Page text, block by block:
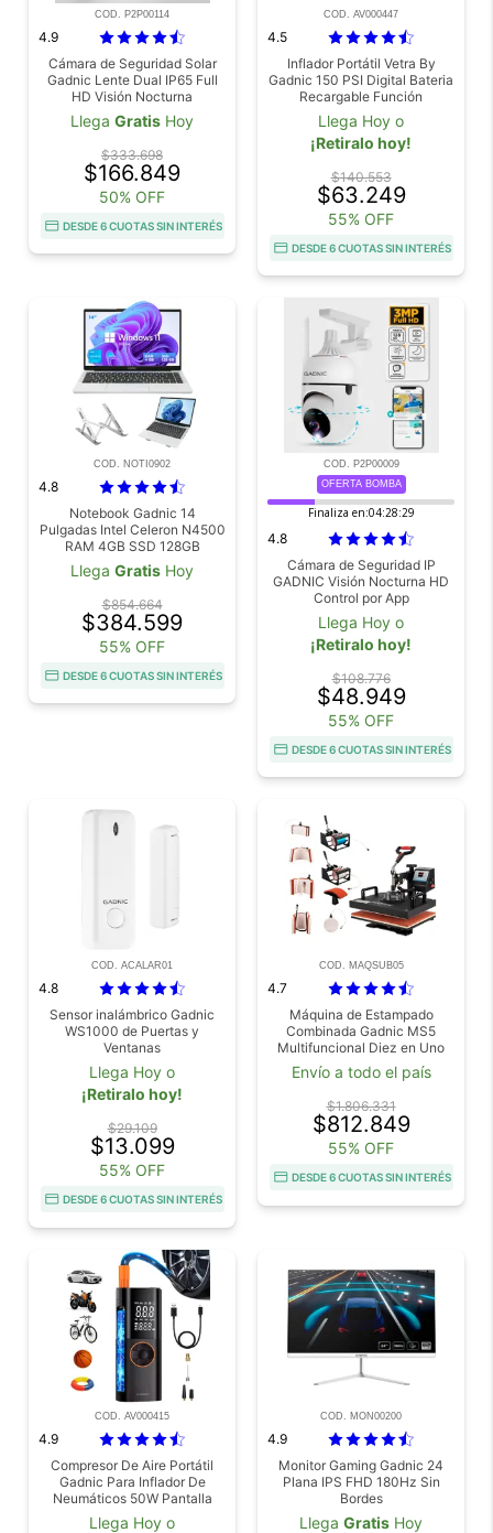
COD. P2P00114
4.9
Cámara de Seguridad Solar
Gadnic Lente Dual IP65 Full
HD Visión Nocturna
Llega Gratis Hoy
$333.698
$166.849
50% OFF
DESDE 6 CUOTAS SIN INTERÉS
COD. AV000447
4.5
Inflador Portátil Vetra By
Gadnic 150 PSI Digital Bateria
Recargable Función
Desinflado Linterna LED
Llega Hoy o
¡Retiralo hoy!
$140.553
$63.249
55% OFF
DESDE 6 CUOTAS SIN INTERÉS
COD. NOTI0902
4.8
Notebook Gadnic 14
Pulgadas Intel Celeron N4500
RAM 4GB SSD 128GB
Cámara Frontal + Soporte
Llega Gratis Hoy
$854.664
$384.599
55% OFF
DESDE 6 CUOTAS SIN INTERÉS
COD. P2P00009
OFERTA BOMBA
Finaliza en:04:28:27
4.8
Cámara de Seguridad IP
GADNIC Visión Nocturna HD
Control por App
Llega Hoy o
¡Retiralo hoy!
$108.776
$48.949
55% OFF
DESDE 6 CUOTAS SIN INTERÉS
COD. ACALAR01
4.8
Sensor inalámbrico Gadnic
WS1000 de Puertas y
Ventanas
Llega Hoy o
¡Retiralo hoy!
$29.109
$13.099
55% OFF
DESDE 6 CUOTAS SIN INTERÉS
COD. MAQSUB05
4.7
Máquina de Estampado
Combinada Gadnic MS5
Multifuncional Diez en Uno
Envío a todo el país
$1.806.331
$812.849
55% OFF
DESDE 6 CUOTAS SIN INTERÉS
COD. AV000415
4.9
Compresor De Aire Portátil
Gadnic Para Inflador De
Neumáticos 50W Pantalla
Dual LCD 150 PSI 17 Lmin
Llega Hoy o
COD. MON00200
4.9
Monitor Gaming Gadnic 24
Plana IPS FHD 180Hz Sin
Bordes
Llega Gratis Hoy